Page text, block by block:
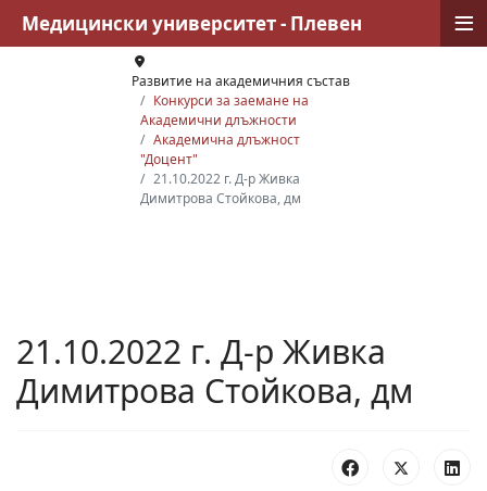
Развитие на академичния състав
Конкурси за заемане на
Академични длъжности
Академична длъжност
"Доцент"
21.10.2022 г. Д-р Живка
Димитрова Стойкова, дм
21.10.2022 г. Д-р Живка
Димитрова Стойкова, дм
Медицински университет - Плевен ≡